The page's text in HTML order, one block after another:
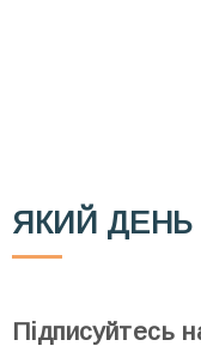
ЯКИЙ ДЕНЬ
Підписуйтесь